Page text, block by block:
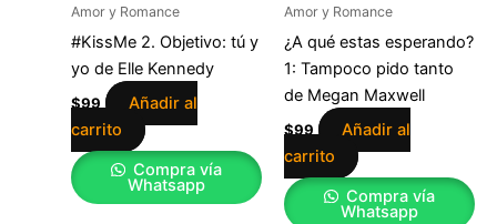
Amor y Romance
#KissMe 2. Objetivo: tú y
yo de Elle Kennedy
$99
Añadir al
carrito
Compra vía
Whatsapp
Amor y Romance
¿A qué estas esperando?
1: Tampoco pido tanto
de Megan Maxwell
$99
Añadir al
carrito
Compra vía
Whatsapp